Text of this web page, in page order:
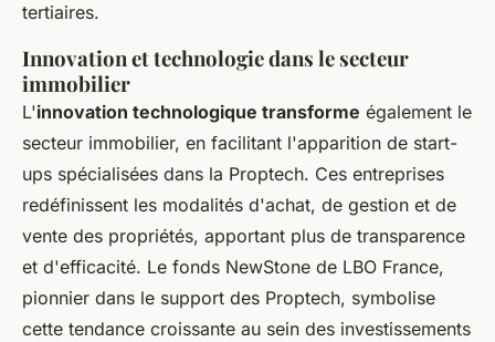
tertiaires.
Innovation et technologie dans le secteur
immobilier
L'innovation technologique transforme également le
secteur immobilier, en facilitant l'apparition de start-
ups spécialisées dans la Proptech. Ces entreprises
redéfinissent les modalités d'achat, de gestion et de
vente des propriétés, apportant plus de transparence
et d'efficacité. Le fonds NewStone de LBO France,
pionnier dans le support des Proptech, symbolise
cette tendance croissante au sein des investissements